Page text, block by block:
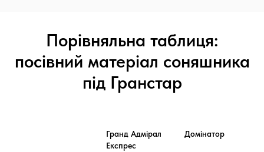
Порівняльна таблиця:
посівний матеріал соняшника
під Гранстар
Гранд Адмірал
Експрес
Домінатор